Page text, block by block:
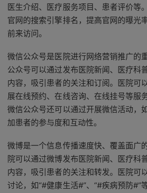
医生介绍、医疗服务项目、患者评价等
官网的搜索引擎排名，提高官网的曝光
前来访问。
微信公众号是医院进行网络营销推广的
公众号可以通过发布医院新闻、医疗科
内容，吸引患者的关注和订阅。医院可
展在线预约、在线咨询、在线挂号等服
微信公众号还可以通过开展微信活动，
加患者的参与度和互动性。
微博是一个信息传播速度快、覆盖面广
院可以通过微博发布医院新闻、医疗科
内容，吸引患者的关注和转发。医院可
讨论，如“#健康生活#”、“#疾病预防#”